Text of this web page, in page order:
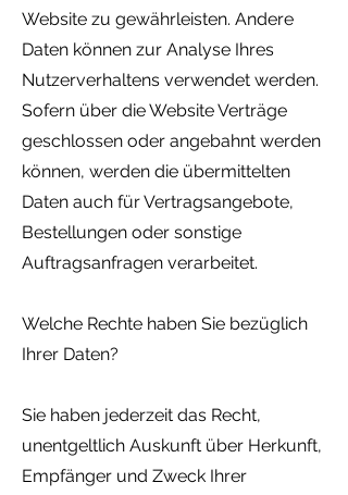
Website zu gewährleisten. Andere
Daten können zur Analyse Ihres
Nutzerverhaltens verwendet werden.
Sofern über die Website Verträge
geschlossen oder angebahnt werden
können, werden die übermittelten
Daten auch für Vertragsangebote,
Bestellungen oder sonstige
Auftragsanfragen verarbeitet.
Welche Rechte haben Sie bezüglich
Ihrer Daten?
Sie haben jederzeit das Recht,
unentgeltlich Auskunft über Herkunft,
Empfänger und Zweck Ihrer